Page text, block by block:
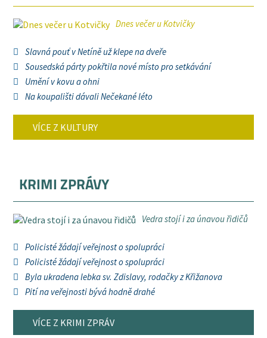
Dnes večer u Kotvičky
Slavná pouť v Netíně už klepe na dveře
Sousedská párty pokřtila nové místo pro setkávání
Umění v kovu a ohni
Na koupališti dávali Nečekané léto
VÍCE Z KULTURY
KRIMI ZPRÁVY
Vedra stojí i za únavou řidičů
Policisté žádají veřejnost o spolupráci
Policisté žádají veřejnost o spolupráci
Byla ukradena lebka sv. Zdislavy, rodačky z Křižanova
Pití na veřejnosti bývá hodně drahé
VÍCE Z KRIMI ZPRÁV